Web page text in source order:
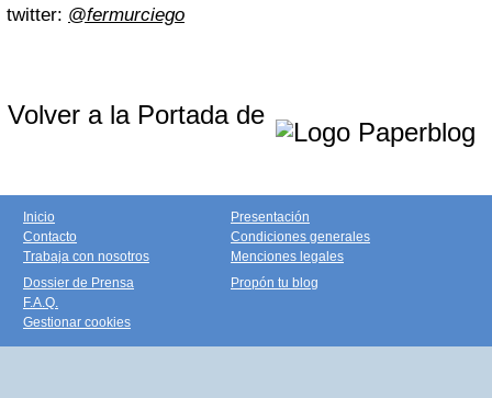
twitter: @fermurciego
Volver a la Portada de
Inicio
Contacto
Trabaja con nosotros
Presentación
Condiciones generales
Menciones legales
Dossier de Prensa
F.A.Q.
Gestionar cookies
Propón tu blog